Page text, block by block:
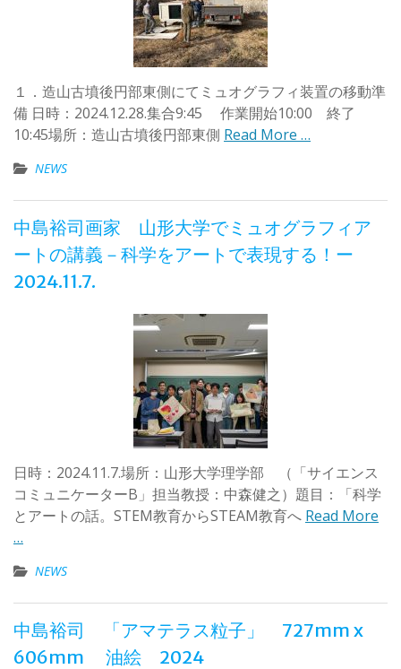
１．造山古墳後円部東側にてミュオグラフィ装置の移動準
備 日時：2024.12.28.集合9:45 作業開始10:00 終了
10:45場所：造山古墳後円部東側 Read More …
NEWS
中島裕司画家 山形大学でミュオグラフィア
ートの講義－科学をアートで表現する！ー
2024.11.7.
日時：2024.11.7.場所：山形大学理学部 （「サイエンス
コミュニケーターB」担当教授：中森健之）題目：「科学
とアートの話。STEM教育からSTEAM教育へ Read More
…
NEWS
中島裕司 「アマテラス粒子」 727mm x
606mm 油絵 2024